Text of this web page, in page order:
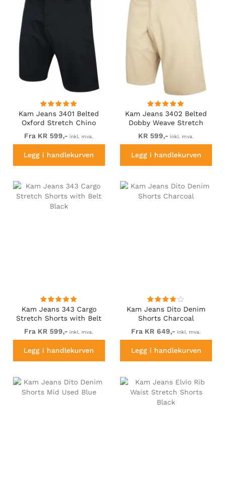
Kam Jeans 3401 Belted
Oxford Stretch Chino
Shorts Navy
Fra KR 599,- inkl. mva.
Legg i handlekurven
Kam Jeans 3402 Belted
Dobby Weave Stretch
Chino Shorts Beige
KR 599,- inkl. mva.
Legg i handlekurven
Kam Jeans 343 Cargo
Stretch Shorts with Belt
Black
Fra KR 599,- inkl. mva.
Legg i handlekurven
Kam Jeans Dito Denim
Shorts Charcoal
Fra KR 649,- inkl. mva.
Legg i handlekurven